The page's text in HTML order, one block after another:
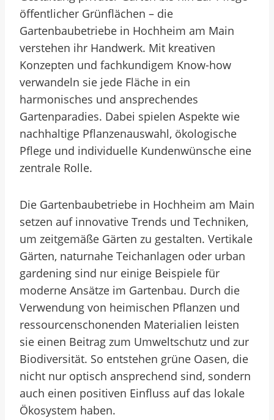
öffentlicher Grünflächen – die
Gartenbaubetriebe in Hochheim am Main
verstehen ihr Handwerk. Mit kreativen
Konzepten und fachkundigem Know-how
verwandeln sie jede Fläche in ein
harmonisches und ansprechendes
Gartenparadies. Dabei spielen Aspekte wie
nachhaltige Pflanzenauswahl, ökologische
Pflege und individuelle Kundenwünsche eine
zentrale Rolle.
Die Gartenbaubetriebe in Hochheim am Main
setzen auf innovative Trends und Techniken,
um zeitgemäße Gärten zu gestalten. Vertikale
Gärten, naturnahe Teichanlagen oder urban
gardening sind nur einige Beispiele für
moderne Ansätze im Gartenbau. Durch die
Verwendung von heimischen Pflanzen und
ressourcenschonenden Materialien leisten
sie einen Beitrag zum Umweltschutz und zur
Biodiversität. So entstehen grüne Oasen, die
nicht nur optisch ansprechend sind, sondern
auch einen positiven Einfluss auf das lokale
Ökosystem haben.